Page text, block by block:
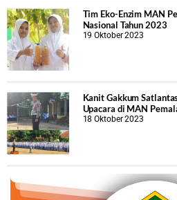
Tim Eko-Enzim MAN
Nasional Tahun 2023
19 Oktober 2023
Kanit Gakkum
Upacara di MAN
18 Oktober 2023